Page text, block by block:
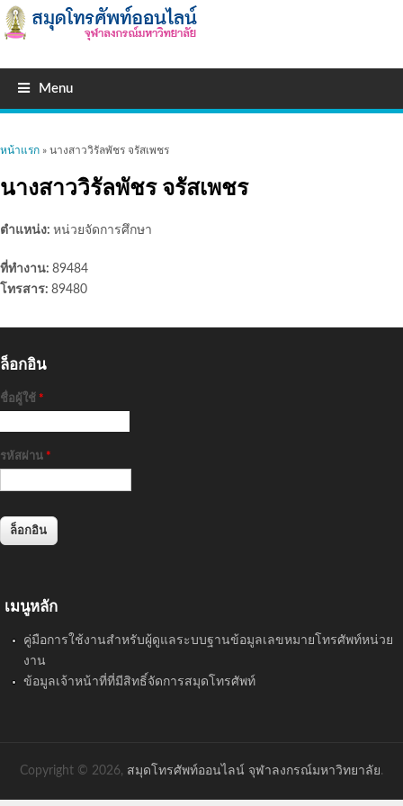
Menu
คุณอยู่ที่นี่
หน้าแรก » นางสาววิรัลพัชร จรัสเพชร
นางสาววิรัลพัชร จรัสเพชร
ตำแหน่ง: หน่วยจัดการศึกษา
ที่ทำงาน: 89484
โทรสาร: 89480
ล็อกอิน
ชื่อผู้ใช้ *
รหัสผ่าน *
เมนูหลัก
คู่มือการใช้งานสำหรับผู้ดูแลระบบฐานข้อมูลเลขหมายโทรศัพท์หน่วย
งาน
ข้อมูลเจ้าหน้าที่ที่มีสิทธิ์จัดการสมุดโทรศัพท์
Copyright © 2026, สมุดโทรศัพท์ออนไลน์ จุฬาลงกรณ์มหาวิทยาลัย.